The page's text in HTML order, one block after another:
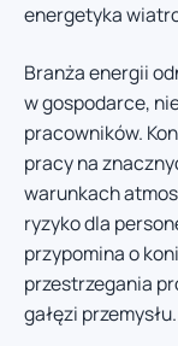
energetyka
Branża energii
w gospodarce,
pracowników.
pracy na
warunkach
ryzyko dla
przypomina o
przestrzegania
gałęzi przemysłu.